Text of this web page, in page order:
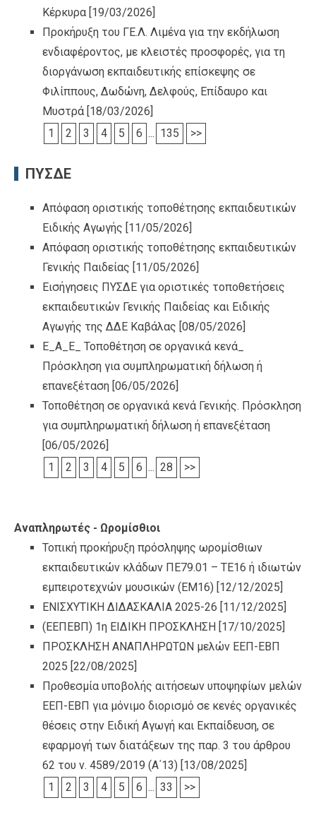
Κέρκυρα [19/03/2026]
Προκήρυξη του ΓΕ.Λ. Λιμένα για την εκδήλωση
ενδιαφέροντος, με κλειστές προσφορές, για τη
διοργάνωση εκπαιδευτικής επίσκεψης σε
Φιλίππους, Δωδώνη, Δελφούς, Επίδαυρο και
Μυστρά [18/03/2026]
1
2 3 4 5 6 ... 135 >>
ΠΥΣΔΕ
Απόφαση οριστικής τοποθέτησης εκπαιδευτικών
Ειδικής Αγωγής [11/05/2026]
Απόφαση οριστικής τοποθέτησης εκπαιδευτικών
Γενικής Παιδείας [11/05/2026]
Εισήγησεις ΠΥΣΔΕ για οριστικές τοποθετήσεις
εκπαιδευτικών Γενικής Παιδείας και Ειδικής
Αγωγής της ΔΔΕ Καβάλας [08/05/2026]
Ε_Α_Ε_ Τοποθέτηση σε οργανικά κενά_
Πρόσκληση για συμπληρωματική δήλωση ή
επανεξέταση [06/05/2026]
Τοποθέτηση σε οργανικά κενά Γενικής. Πρόσκληση
για συμπληρωματική δήλωση ή επανεξέταση
[06/05/2026]
1
2 3 4 5 6 ... 28 >>
Αναπληρωτές - Ωρομίσθιοι
Τοπική προκήρυξη πρόσληψης ωρομίσθιων
εκπαιδευτικών κλάδων ΠΕ79.01 – ΤΕ16 ή ιδιωτών
εμπειροτεχνών μουσικών (ΕΜ16) [12/12/2025]
ΕΝΙΣΧΥΤΙΚΗ ΔΙΔΑΣΚΑΛΙΑ 2025-26 [11/12/2025]
(ΕΕΠΕΒΠ) 1η ΕΙΔΙΚΗ ΠΡΟΣΚΛΗΣΗ [17/10/2025]
ΠΡΟΣΚΛΗΣΗ ΑΝΑΠΛΗΡΩΤΩΝ μελών ΕΕΠ-ΕΒΠ
2025 [22/08/2025]
Προθεσμία υποβολής αιτήσεων υποψηφίων μελών
ΕΕΠ-ΕΒΠ για μόνιμο διορισμό σε κενές οργανικές
θέσεις στην Ειδική Αγωγή και Εκπαίδευση, σε
εφαρμογή των διατάξεων της παρ. 3 του άρθρου
62 του ν. 4589/2019 (Α΄13) [13/08/2025]
1
2 3 4 5 6 ... 33 >>